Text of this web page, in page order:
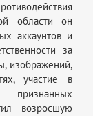
области он
аккаунтов и
за
изображений,
участие в
возросшую